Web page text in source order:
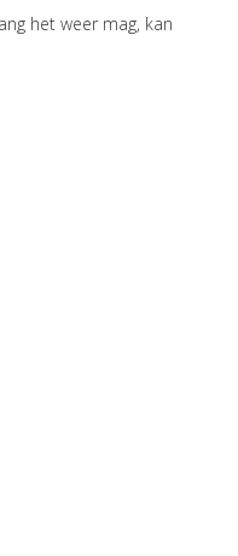
het weer mag, kan